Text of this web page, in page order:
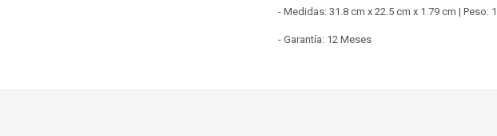
- Medidas: 31.8 cm x 22.5 cm x 1.79 cm | Peso:
- Garantía: 12 Meses